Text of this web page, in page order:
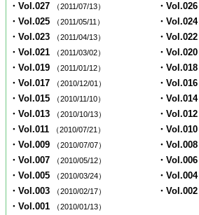
・Vol.027 （2011/07/13） ・Vol.026
・Vol.025 （2011/05/11） ・Vol.024
・Vol.023 （2011/04/13） ・Vol.022
・Vol.021 （2011/03/02） ・Vol.020
・Vol.019 （2011/01/12） ・Vol.018
・Vol.017 （2010/12/01） ・Vol.016
・Vol.015 （2010/11/10） ・Vol.014
・Vol.013 （2010/10/13） ・Vol.012
・Vol.011 （2010/07/21） ・Vol.010
・Vol.009 （2010/07/07） ・Vol.008
・Vol.007 （2010/05/12） ・Vol.006
・Vol.005 （2010/03/24） ・Vol.004
・Vol.003 （2010/02/17） ・Vol.002
・Vol.001 （2010/01/13）